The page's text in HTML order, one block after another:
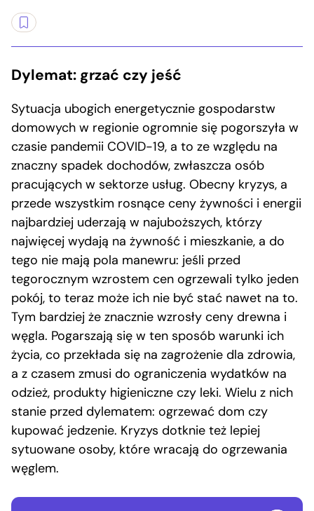
Dylemat: grzać czy jeść
Sytuacja ubogich energetycznie gospodarstw
domowych w regionie ogromnie się pogorszyła w
czasie pandemii COVID-19, a to ze względu na
znaczny spadek dochodów, zwłaszcza osób
pracujących w sektorze usług. Obecny kryzys, a
przede wszystkim rosnące ceny żywności i energii
najbardziej uderzają w najuboższych, którzy
najwięcej wydają na żywność i mieszkanie, a do
tego nie mają pola manewru: jeśli przed
tegorocznym wzrostem cen ogrzewali tylko jeden
pokój, to teraz może ich nie być stać nawet na to.
Tym bardziej że znacznie wzrosły ceny drewna i
węgla. Pogarszają się w ten sposób warunki ich
życia, co przekłada się na zagrożenie dla zdrowia,
a z czasem zmusi do ograniczenia wydatków na
odzież, produkty higieniczne czy leki. Wielu z nich
stanie przed dylematem: ogrzewać dom czy
kupować jedzenie. Kryzys dotknie też lepiej
sytuowane osoby, które wracają do ogrzewania
węglem.